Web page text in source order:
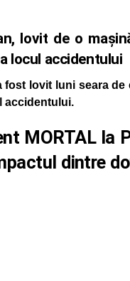
lovit de o
locul accidentului
lovit luni seara
accidentului.
MORTAL la
dintre